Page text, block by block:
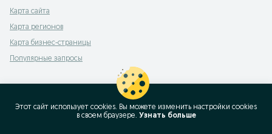
Карта сайта
Карта регионов
Карта бизнес-страницы
Популярные запросы
Этот сайт использует cookies. Вы можете изменить настройки cookies
в своeм браузере. Узнать больше